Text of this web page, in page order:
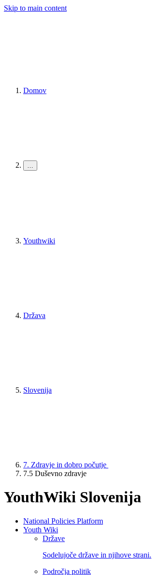
Skip to main content
Domov
…
Youthwiki
Država
Slovenija
7. Zdravje in dobro počutje
7.5 Duševno zdravje
YouthWiki Slovenija
NPP
National Policies Platform
Youth Wiki
Države
Sodelujoče države in njihove strani.
Področja politik